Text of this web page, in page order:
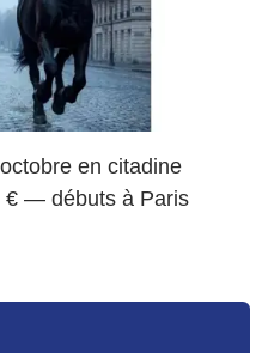
en citadine
€ — débuts à Paris